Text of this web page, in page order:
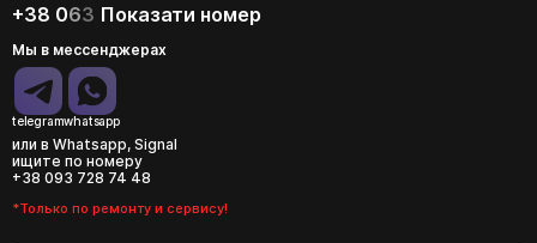
+38 063 Показати номер
Мы в мессенджерах
telegramwhatsapp
или в Whatsapp, Signal
ищите по номеру
+38 093 728 74 48
*Только по ремонту и сервису!